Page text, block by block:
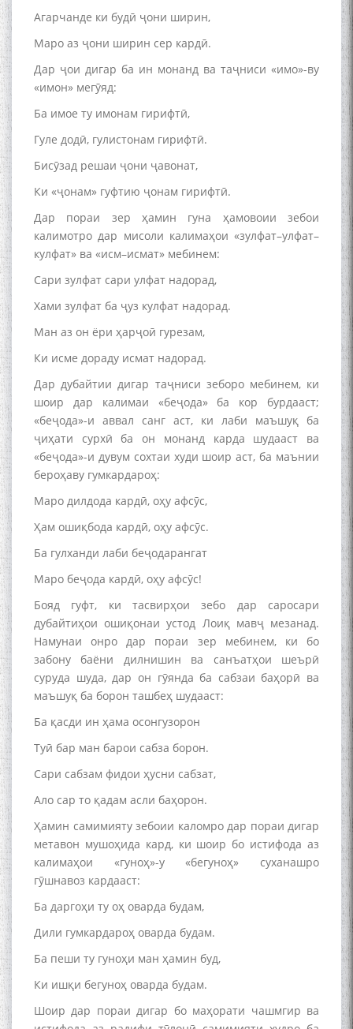
Агарчанде ки будӣ ҷони ширин,
Маро аз ҷони ширин сер кардӣ.
Дар ҷои дигар ба ин монанд ва таҷниси «имо»-ву
«имон» мегӯяд:
Ба имое ту имонам гирифтӣ,
Гуле додӣ, гулистонам гирифтӣ.
Бисӯзад решаи ҷони ҷавонат,
Ки «ҷонам» гуфтию ҷонам гирифтӣ.
Дар пораи зер ҳамин гуна ҳамовоии зебои
калимотро дар мисоли калимаҳои «зулфат–улфат–
кулфат» ва «исм–исмат» мебинем:
Сари зулфат сари улфат надорад,
Хами зулфат ба ҷуз кулфат надорад.
Ман аз он ёри ҳарҷоӣ гурезам,
Ки исме дораду исмат надорад.
Дар дубайтии дигар таҷниси зеборо мебинем, ки
шоир дар калимаи «беҷода» ба кор бурдааст;
«беҷода»-и аввал санг аст, ки лаби маъшуқ ба
ҷиҳати сурхӣ ба он монанд карда шудааст ва
«беҷода»-и дувум сохтаи худи шоир аст, ба маънии
бероҳаву гумкардароҳ:
Маро дилдода кардӣ, оҳу афсӯс,
Ҳам ошиқбода кардӣ, оҳу афсӯс.
Ба гулханди лаби беҷодарангат
Маро беҷода кардӣ, оҳу афсӯс!
Бояд гуфт, ки тасвирҳои зебо дар саросари
дубайтиҳои ошиқонаи устод Лоиқ мавҷ мезанад.
Намунаи онро дар пораи зер мебинем, ки бо
забону баёни дилнишин ва санъатҳои шеърӣ
суруда шуда, дар он гӯянда ба сабзаи баҳорӣ ва
маъшуқ ба борон ташбеҳ шудааст:
Ба қасди ин ҳама осонгузорон
Туӣ бар ман барои сабза борон.
Сари сабзам фидои ҳусни сабзат,
Ало сар то қадам асли баҳорон.
Ҳамин самимияту зебоии каломро дар пораи дигар
метавон мушоҳида кард, ки шоир бо истифода аз
калимаҳои «гуноҳ»-у «бегуноҳ» суханашро
гӯшнавоз кардааст:
Ба даргоҳи ту оҳ оварда будам,
Дили гумкардароҳ оварда будам.
Ба пеши ту гуноҳи ман ҳамин буд,
Ки ишқи бегуноҳ оварда будам.
Шоир дар пораи дигар бо маҳорати чашмгир ва